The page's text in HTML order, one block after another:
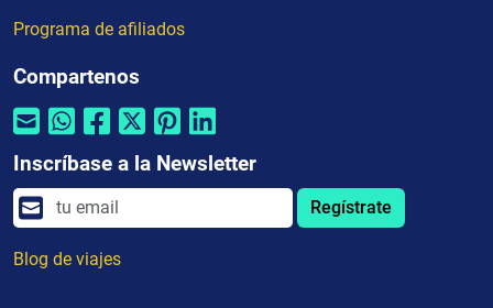
Programa de afiliados
Compartenos
Inscríbase a la Newsletter
Regístrate
Blog de viajes